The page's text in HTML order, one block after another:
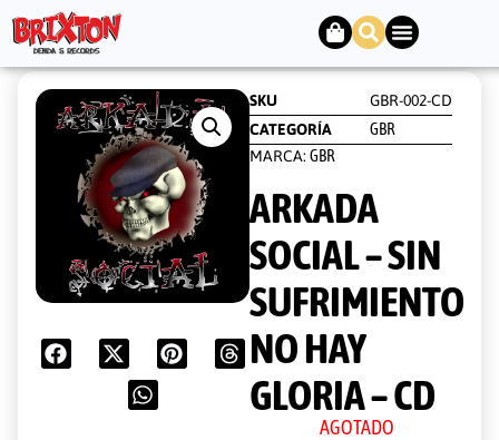
SKU
GBR-002-CD
CATEGORÍA
GBR
MARCA: GBR
ARKADA
SOCIAL – SIN
SUFRIMIENTO
NO HAY
GLORIA – CD
AGOTADO